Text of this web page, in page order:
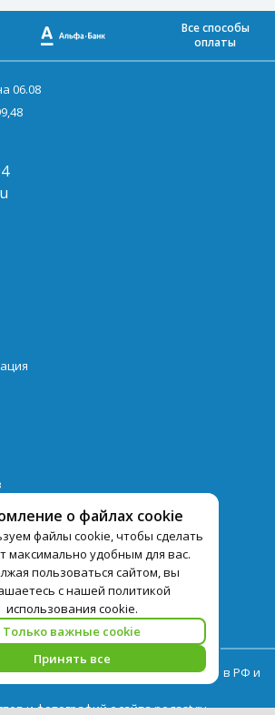
о файлах cookie
файлы cookie, чтобы сделать
максимально удобным для вас.
пользоваться сайтом, вы
с нашей политикой
использования cookie.
Только важные cookie
Принять все
Все способы
оплаты
06.08
турпродукту
персональных данных
оператор туристических услуг в РФ и
и фотографий с сайта pegast.ru